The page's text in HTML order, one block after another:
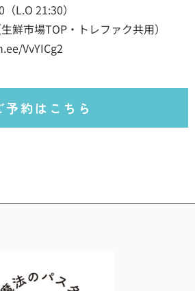
L.O 21:30）
鮮市場TOP・トレファク共用）
VvYICg2
予約はこちら